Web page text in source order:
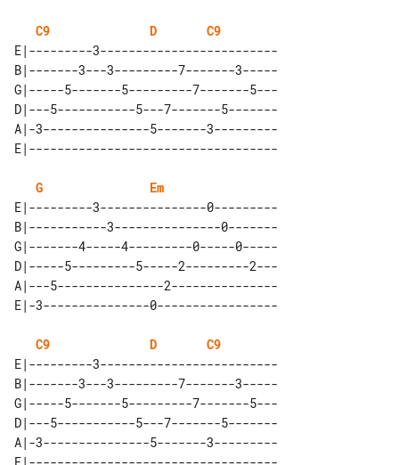
C9 D
C9
E|---------3-------------------------
B|-------3---3---------7-------3-----
G|-----5-------5---------7-------5---
D|---5-----------5---7-------5-------
A|-3---------------5-------3---------
G
Em
E|---------3---------------0---------
B|-----------3---------------0-------
G|-------4-----4---------0-----0-----
D|-----5---------5-----2---------2---
A|---5---------------2---------------
C9 D
C9
E|---------3-------------------------
B|-------3---3---------7-------3-----
G|-----5-------5---------7-------5---
D|---5-----------5---7-------5-------
A|-3---------------5-------3---------